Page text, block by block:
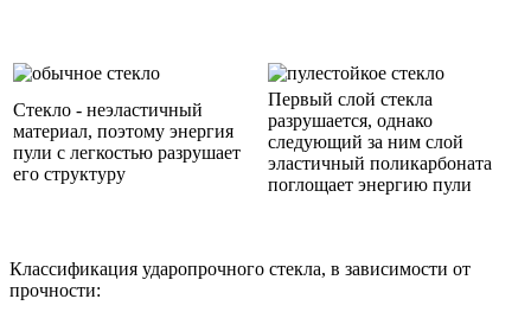
Стекло - неэластичный
материал, поэтому энергия
пули с легкостью разрушает
его структуру
Первый слой стекла
разрушается, однако
следующий за ним слой
эластичный поликарбоната
поглощает энергию пули
Классификация ударопрочного стекла, в зависимости от
прочности: